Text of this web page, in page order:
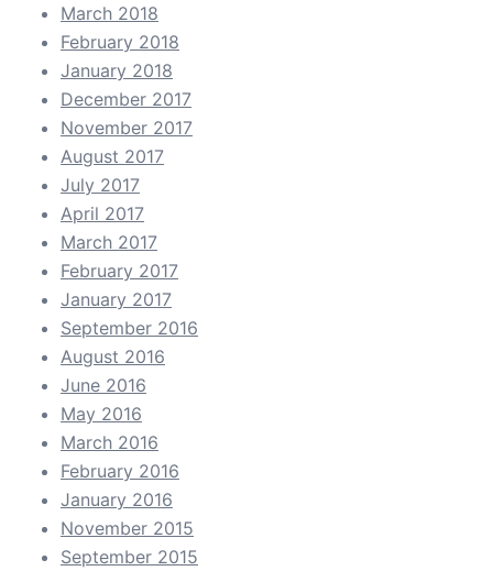
March 2018
February 2018
January 2018
December 2017
November 2017
August 2017
July 2017
April 2017
March 2017
February 2017
January 2017
September 2016
August 2016
June 2016
May 2016
March 2016
February 2016
January 2016
November 2015
September 2015